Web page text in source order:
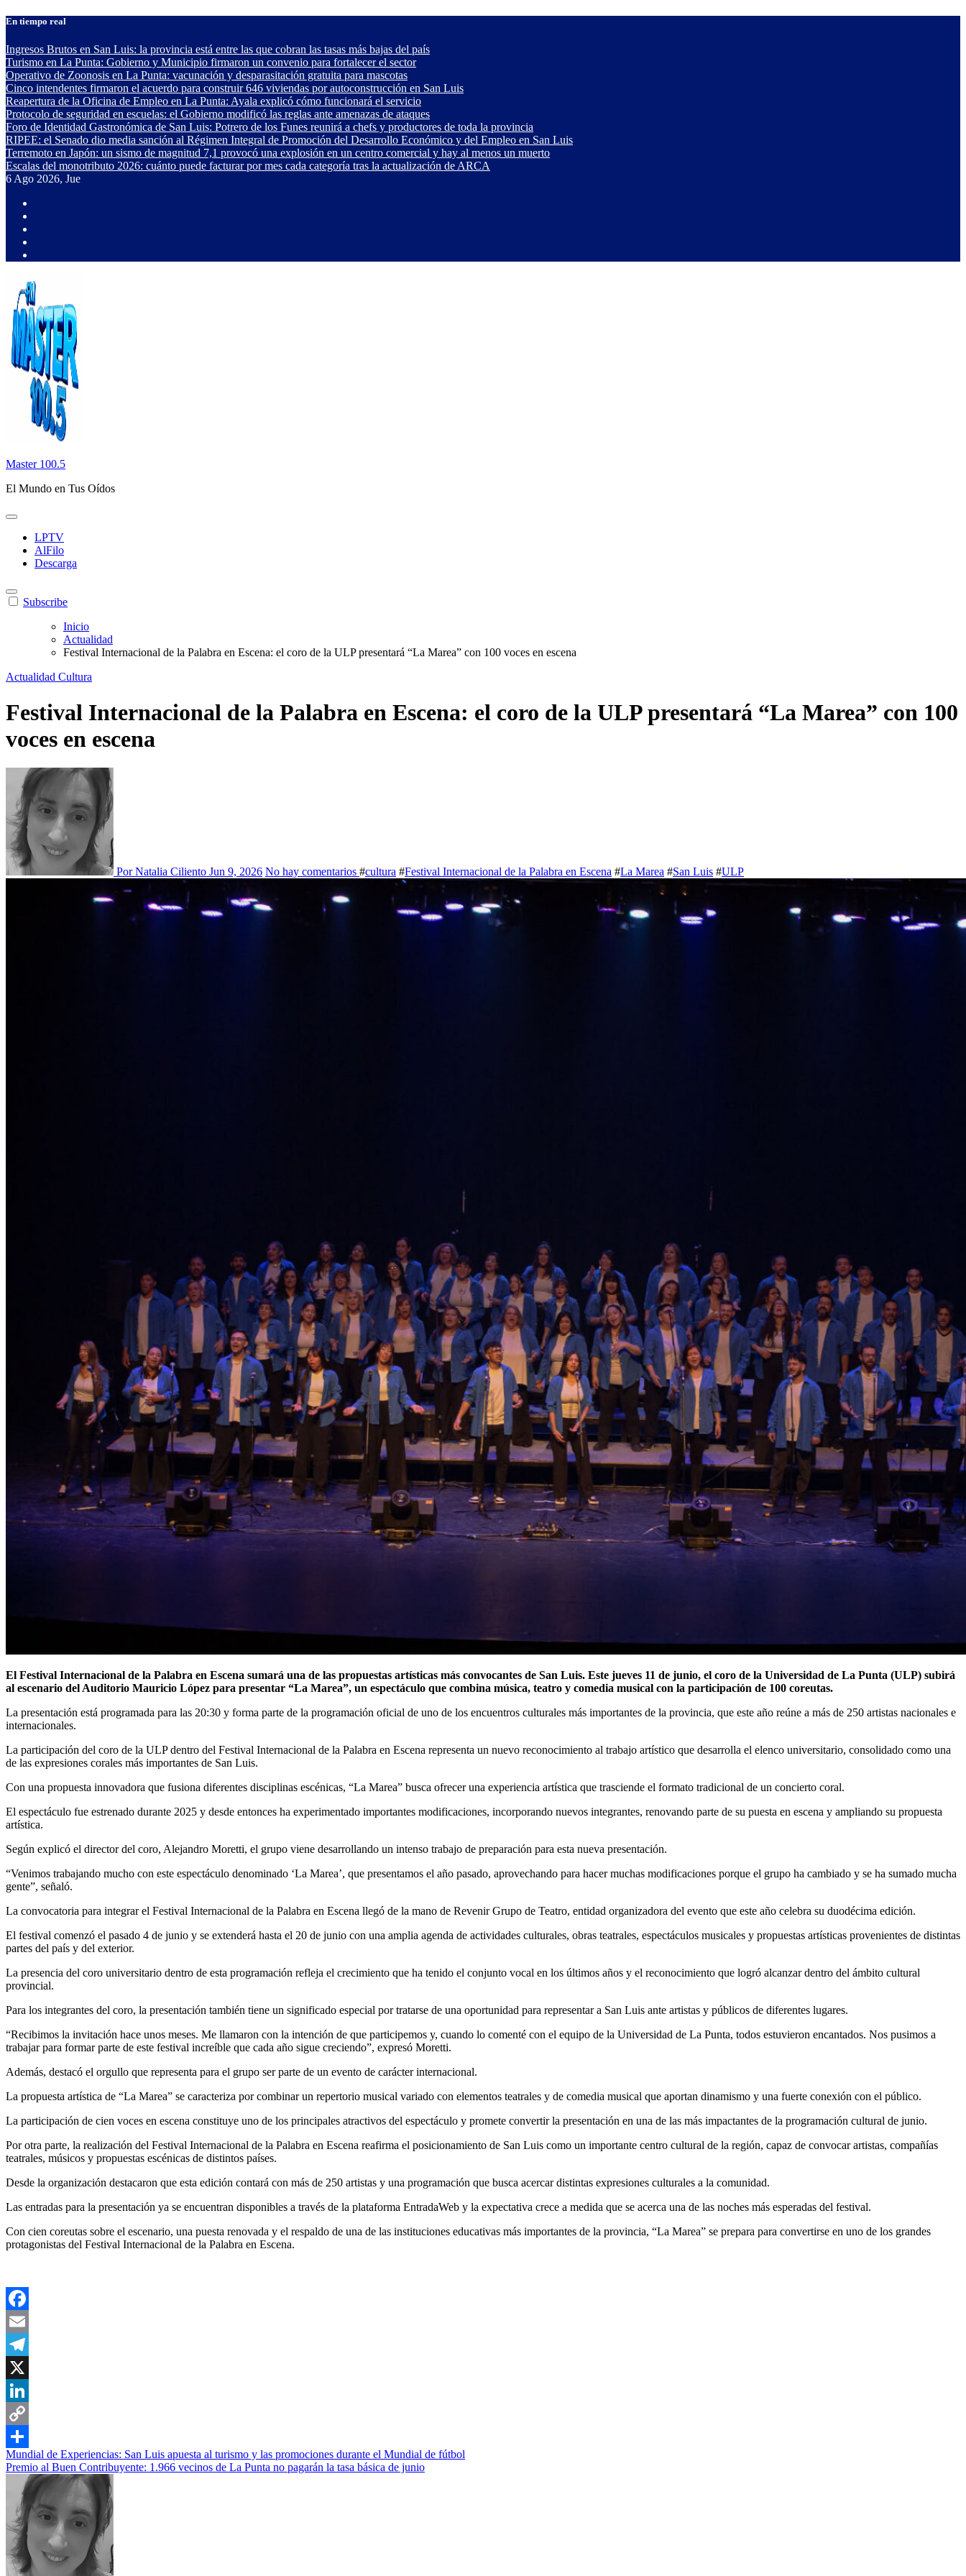
Saltar
contenido
En tiempo real
Ingresos Brutos en San Luis: la provincia está entre las que cobran las tasas más bajas del país
Turismo en La Punta: Gobierno y Municipio firmaron un convenio para fortalecer el sector
Operativo de Zoonosis en La Punta: vacunación y desparasitación gratuita para mascotas
Cinco intendentes firmaron el acuerdo para construir 646 viviendas por autoconstrucción en San Luis
Reapertura de la Oficina de Empleo en La Punta: Ayala explicó cómo funcionará el servicio
Protocolo de seguridad en escuelas: el Gobierno modificó las reglas ante amenazas de ataques
Foro de Identidad Gastronómica de San Luis: Potrero de los Funes reunirá a chefs y productores de toda la provincia
RIPEE: el Senado dio media sanción al Régimen Integral de Promoción del Desarrollo Económico y del Empleo en San Luis
Terremoto en Japón: un sismo de magnitud 7,1 provocó una explosión en un centro comercial y hay al menos un muerto
Escalas del monotributo 2026: cuánto puede facturar por mes cada categoría tras la actualización de ARCA
6 Ago 2026, Jue
Master 100.5
El Mundo en Tus Oídos
LPTV
AlFilo
Descarga
Subscribe
Inicio
Actualidad
Festival Internacional de la Palabra en Escena: el coro de la ULP presentará “La Marea” con 100 voces en escena
Actualidad Cultura
Festival Internacional de la Palabra en Escena: el coro de la ULP presentará “La Marea” con 100
voces en escena
Por Natalia Ciliento Jun 9, 2026 No hay comentarios #cultura #Festival Internacional de la Palabra en Escena #La Marea #San Luis #ULP
El Festival Internacional de la Palabra en Escena sumará una de las propuestas artísticas más convocantes de San Luis. Este jueves 11 de junio, el coro de la Universidad de La Punta (ULP) subirá
al escenario del Auditorio Mauricio López para presentar “La Marea”, un espectáculo que combina música, teatro y comedia musical con la participación de 100 coreutas.
La presentación está programada para las 20:30 y forma parte de la programación oficial de uno de los encuentros culturales más importantes de la provincia, que este año reúne a más de 250 artistas nacionales e
internacionales.
La participación del coro de la ULP dentro del Festival Internacional de la Palabra en Escena representa un nuevo reconocimiento al trabajo artístico que desarrolla el elenco universitario, consolidado como una
de las expresiones corales más importantes de San Luis.
Con una propuesta innovadora que fusiona diferentes disciplinas escénicas, “La Marea” busca ofrecer una experiencia artística que trasciende el formato tradicional de un concierto coral.
El espectáculo fue estrenado durante 2025 y desde entonces ha experimentado importantes modificaciones, incorporando nuevos integrantes, renovando parte de su puesta en escena y ampliando su propuesta
artística.
Según explicó el director del coro, Alejandro Moretti, el grupo viene desarrollando un intenso trabajo de preparación para esta nueva presentación.
“Venimos trabajando mucho con este espectáculo denominado ‘La Marea’, que presentamos el año pasado, aprovechando para hacer muchas modificaciones porque el grupo ha cambiado y se ha sumado mucha
gente”, señaló.
La convocatoria para integrar el Festival Internacional de la Palabra en Escena llegó de la mano de Revenir Grupo de Teatro, entidad organizadora del evento que este año celebra su duodécima edición.
El festival comenzó el pasado 4 de junio y se extenderá hasta el 20 de junio con una amplia agenda de actividades culturales, obras teatrales, espectáculos musicales y propuestas artísticas provenientes de distintas
partes del país y del exterior.
La presencia del coro universitario dentro de esta programación refleja el crecimiento que ha tenido el conjunto vocal en los últimos años y el reconocimiento que logró alcanzar dentro del ámbito cultural
provincial.
Para los integrantes del coro, la presentación también tiene un significado especial por tratarse de una oportunidad para representar a San Luis ante artistas y públicos de diferentes lugares.
“Recibimos la invitación hace unos meses. Me llamaron con la intención de que participemos y, cuando lo comenté con el equipo de la Universidad de La Punta, todos estuvieron encantados. Nos pusimos a
trabajar para formar parte de este festival increíble que cada año sigue creciendo”, expresó Moretti.
Además, destacó el orgullo que representa para el grupo ser parte de un evento de carácter internacional.
La propuesta artística de “La Marea” se caracteriza por combinar un repertorio musical variado con elementos teatrales y de comedia musical que aportan dinamismo y una fuerte conexión con el público.
La participación de cien voces en escena constituye uno de los principales atractivos del espectáculo y promete convertir la presentación en una de las más impactantes de la programación cultural de junio.
Por otra parte, la realización del Festival Internacional de la Palabra en Escena reafirma el posicionamiento de San Luis como un importante centro cultural de la región, capaz de convocar artistas, compañías
teatrales, músicos y propuestas escénicas de distintos países.
Desde la organización destacaron que esta edición contará con más de 250 artistas y una programación que busca acercar distintas expresiones culturales a la comunidad.
Las entradas para la presentación ya se encuentran disponibles a través de la plataforma EntradaWeb y la expectativa crece a medida que se acerca una de las noches más esperadas del festival.
Con cien coreutas sobre el escenario, una puesta renovada y el respaldo de una de las instituciones educativas más importantes de la provincia, “La Marea” se prepara para convertirse en uno de los grandes
protagonistas del Festival Internacional de la Palabra en Escena.
Facebook
Email
Telegram
X
LinkedIn
Copy
Link
Compartir
Navegación
de
entradas
Mundial de Experiencias: San Luis apuesta al turismo y las promociones durante el Mundial de fútbol
Premio al Buen Contribuyente: 1.966 vecinos de La Punta no pagarán la tasa básica de junio